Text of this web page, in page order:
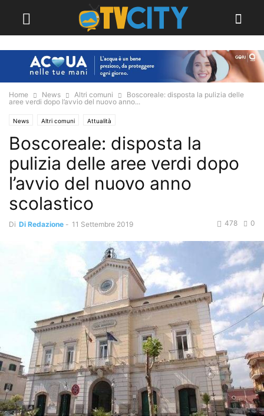
Home News Altri comuni
Boscoreale: disposta la pulizia delle
aree verdi dopo l’avvio del nuovo anno...
News Altri comuni Attualità
Boscoreale: disposta la
pulizia delle aree verdi dopo
l’avvio del nuovo anno
scolastico
Di Di Redazione - 11 Settembre 2019 0
478